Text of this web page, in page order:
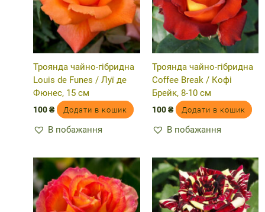
Троянда чайно-гібридна
Louis de Funes / Луї де
Фюнес, 15 см
100₴ Додати в кошик
В побажання
Троянда чайно-гібридна
Coffee Break / Кофі
Брейк, 8-10 см
100₴ Додати в кошик
В побажання